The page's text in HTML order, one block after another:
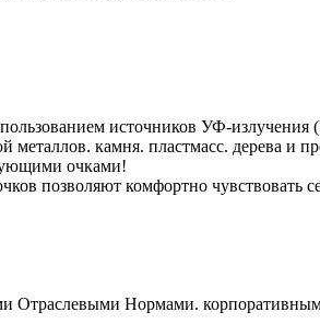
источников УФ-
металлов. камня. пластмасс. дерева и
очками!
позволяют комфортно чувствовать
Отраслевыми Нормами.